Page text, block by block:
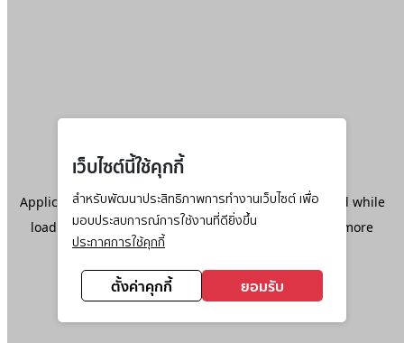
เว็บไซต์นี้ใช้คุกกี้
สำหรับพัฒนาประสิทธิภาพการทำงานเว็บไซต์ เพื่อ
มอบประสบการณ์การใช้งานที่ดียิ่งขึ้น
ประกาศการใช้คุกกี้
ตั้งค่าคุกกี้ ยอมรับ
Application error: aclient-side exception has occurred while
loadingwww.ktc.co.th(see the browser console
for more
information).